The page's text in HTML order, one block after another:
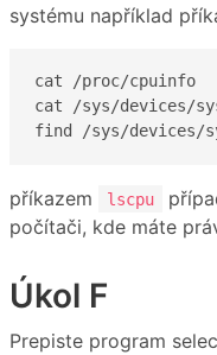
systému například
cat /proc/cpuinfo
cat /sys/devices/
find /sys/devices/
příkazem lscpu
počítači, kde máte
Úkol F
Prepiste program